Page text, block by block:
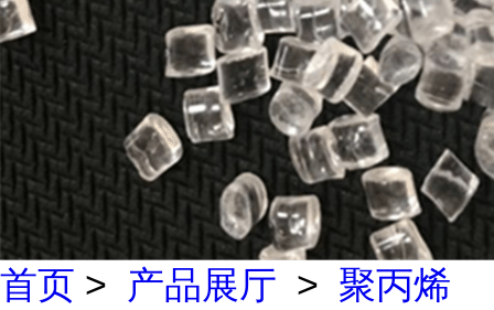
首页 > 产品展厅 > 聚丙烯